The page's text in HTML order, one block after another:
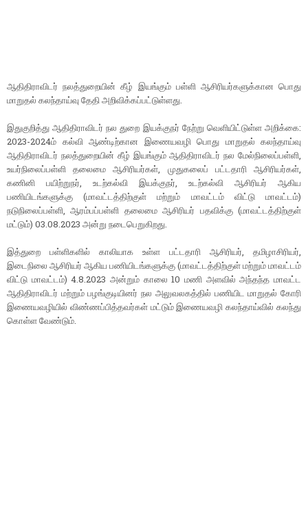
ஆதிதிராவிடர் நலத்துறையின் கீழ் இயங்கும் பள்ளி ஆசிரியர்களுக்கான பொது
மாறுதல் கலந்தாய்வு தேதி அறிவிக்கப்பட்டுள்ளது.
இதுகுறித்து ஆதிதிராவிடர் நல துறை இயக்குநர் நேற்று வெளியிட்டுள்ள அறிக்கை:
2023-2024ம் கல்வி ஆண்டிற்கான இணையவழி பொது மாறுதல் கலந்தாய்வு
ஆதிதிராவிடர் நலத்துறையின் கீழ் இயங்கும் ஆதிதிராவிடர் நல மேல்நிலைப்பள்ளி,
உயர்நிலைப்பள்ளி தலைமை ஆசிரியர்கள், முதுகலைப் பட்டதாரி ஆசிரியர்கள்,
கணினி பயிற்றுநர், உடற்கல்வி இயக்குநர், உடற்கல்வி ஆசிரியர் ஆகிய
பணியிடங்களுக்கு (மாவட்டத்திற்குள் மற்றும் மாவட்டம் விட்டு மாவட்டம்)
நடுநிலைப்பள்ளி, ஆரம்பப்பள்ளி தலைமை ஆசிரியர் பதவிக்கு (மாவட்டத்திற்குள்
மட்டும்) 03.08.2023 அன்று நடைபெறுகிறது.
இத்துறை பள்ளிகளில் காலியாக உள்ள பட்டதாரி ஆசிரியர், தமிழாசிரியர்,
இடைநிலை ஆசிரியர் ஆகிய பணியிடங்களுக்கு (மாவட்டத்திற்குள் மற்றும் மாவட்டம்
விட்டு மாவட்டம்) 4.8.2023 அன்றும் காலை 10 மணி அளவில் அந்தந்த மாவட்ட
ஆதிதிராவிடர் மற்றும் பழங்குடியினர் நல அலுவலகத்தில் பணியிட மாறுதல் கோரி
இணையவழியில் விண்ணப்பித்தவர்கள் மட்டும் இணையவழி கலந்தாய்வில் கலந்து
கொள்ள வேண்டும்.